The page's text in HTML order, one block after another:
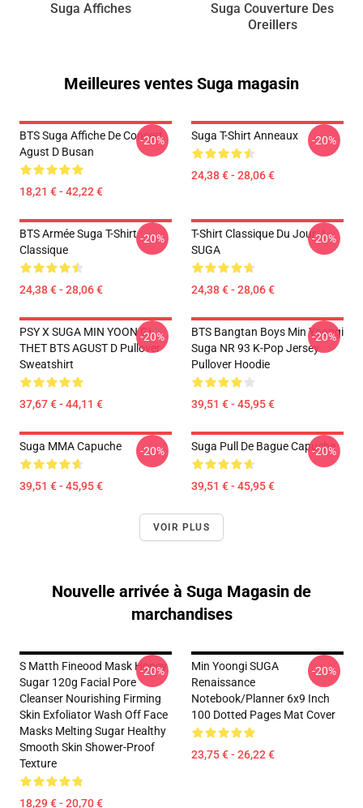
Suga Affiches
Suga Couverture Des
Oreillers
Meilleures ventes Suga magasin
BTS Suga Affiche De Concert
Agust D Busan
18,21 € - 42,22 €
-20% Suga T-Shirt Anneaux
24,38 € - 28,06 €
-20%
BTS Armée Suga T-Shirt
Classique
24,38 € - 28,06 €
-20%
T-Shirt Classique Du Jour J
SUGA
24,38 € - 28,06 €
-20%
PSY X SUGA MIN YOON GI
THET BTS AGUST D Pullover
Sweatshirt
37,67 € - 44,11 €
-20%
BTS Bangtan Boys Min Yoongi
Suga NR 93 K-Pop Jersey
Pullover Hoodie
39,51 € - 45,95 €
-20%
Suga MMA Capuche
39,51 € - 45,95 €
-20% Suga Pull De Bague Capuche
39,51 € - 45,95 €
-20%
VOIR PLUS
Nouvelle arrivée à Suga Magasin de
marchandises
S Matth Fineood Mask Honey
Sugar 120g Facial Pore
Cleanser Nourishing Firming
Skin Exfoliator Wash Off Face
Masks Melting Sugar Healthy
Smooth Skin Shower-Proof
Texture
18,29 € - 20,70 €
-20%
Min Yoongi SUGA
Renaissance
Notebook/Planner 6x9 Inch
100 Dotted Pages Mat Cover
23,75 € - 26,22 €
-20%